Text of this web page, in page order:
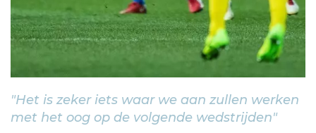
"Het is zeker iets waar we aan zullen werken
met het oog op de volgende wedstrijden"